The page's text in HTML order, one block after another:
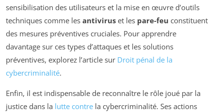
sensibilisation des utilisateurs et la mise en œuvre d’outils
techniques comme les antivirus et les pare-feu constituent
des mesures préventives cruciales. Pour apprendre
davantage sur ces types d’attaques et les solutions
préventives, explorez l’article sur Droit pénal de la
cybercriminalité.
Enfin, il est indispensable de reconnaître le rôle joué par la
justice dans la lutte contre la cybercriminalité. Ses actions